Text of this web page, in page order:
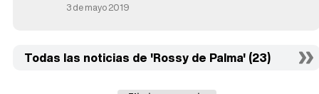
3 de mayo 2019
Todas las noticias de 'Rossy de Palma' (23)